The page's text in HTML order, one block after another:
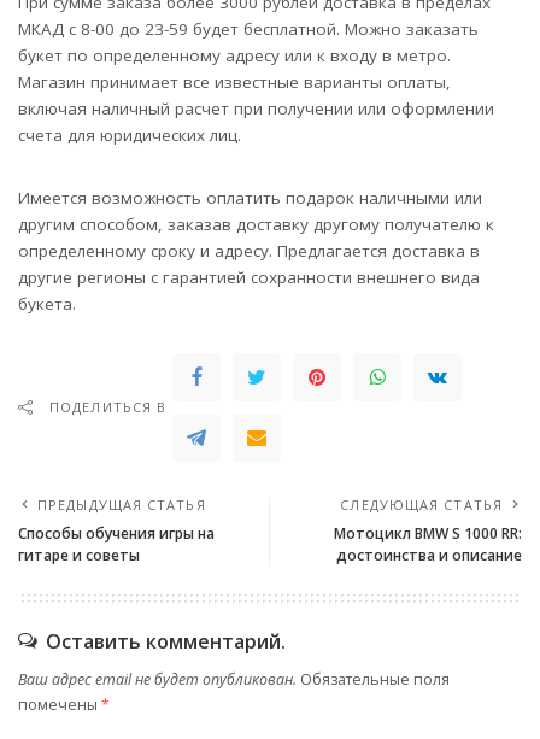
МКАД с 8-00 до 23-59 будет бесплатной. Можно заказать
букет по определенному адресу или к входу в метро.
Магазин принимает все известные варианты оплаты,
включая наличный расчет при получении или оформлении
счета для юридических лиц.
Имеется возможность оплатить подарок наличными или
другим способом, заказав доставку другому получателю к
определенному сроку и адресу. Предлагается доставка в
другие регионы с гарантией сохранности внешнего вида
букета.
ПОДЕЛИТЬСЯ В
ПРЕДЫДУЩАЯ СТАТЬЯ
Способы обучения игры на
гитаре и советы
СЛЕДУЮЩАЯ СТАТЬЯ
Мотоцикл BMW S 1000 RR:
достоинства и описание
Оставить комментарий.
Ваш адрес email не будет опубликован. Обязательные поля
помечены *